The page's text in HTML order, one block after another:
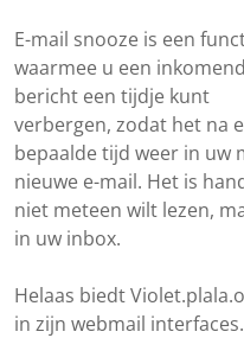
E-mail snooze is een
waarmee u een inkomend
bericht een tijdje kunt
verbergen, zodat het na
bepaalde tijd weer in uw
nieuwe e-mail. Het is
niet meteen wilt lezen,
in uw inbox.
Helaas biedt
in zijn webmail interfaces.